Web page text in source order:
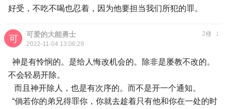
好受，不吃不喝也忍着，因为他要担当我们所犯的罪。
可爱的大能勇士
2022-11-04 13:06:29
2楼
神是有怜悯的。是给人悔改机会的。除非是屡教不改的。
不会轻易开除。
而且神开除人，也是有次序的。而不是开一个通知。
“倘若你的弟兄得罪你，你就去趁着只有他和你在一处的时